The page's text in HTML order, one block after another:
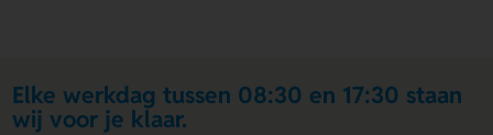
Elke werkdag tussen 08:30 en 17:30 staan
wij voor je klaar.